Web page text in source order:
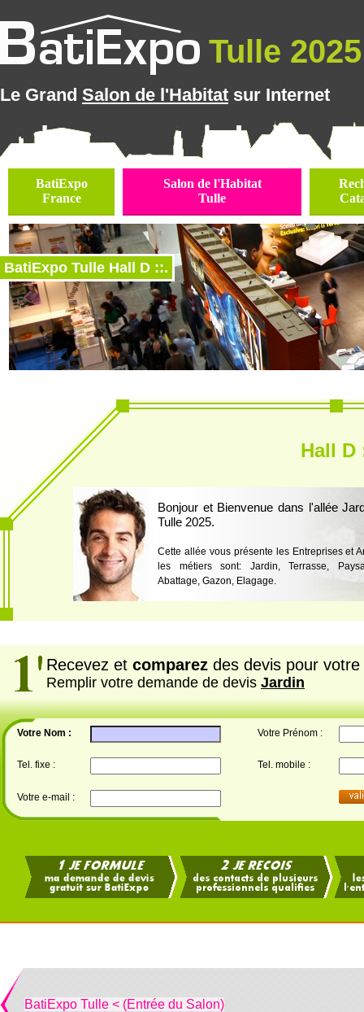
Tulle
Le Grand Salon de l'Habitat sur Internet
BatiExpo
France
Salon de l'Habitat
Tulle
BatiExpo Tulle Hall D ::.
Hall D
Bonjour et Bienvenue dans l'allée
Tulle 2025.
Cette allée vous présente les Entreprises et
les métiers sont: Jardin, Terrasse,
Abattage, Gazon, Elagage.
Recevez et comparez des devis pour votre
Remplir votre demande de devis Jardin
Votre Nom : Votre Prénom :
Tel. fixe : Tel. mobile :
Votre e-mail :
BatiExpo Tulle < (Entrée du Salon)